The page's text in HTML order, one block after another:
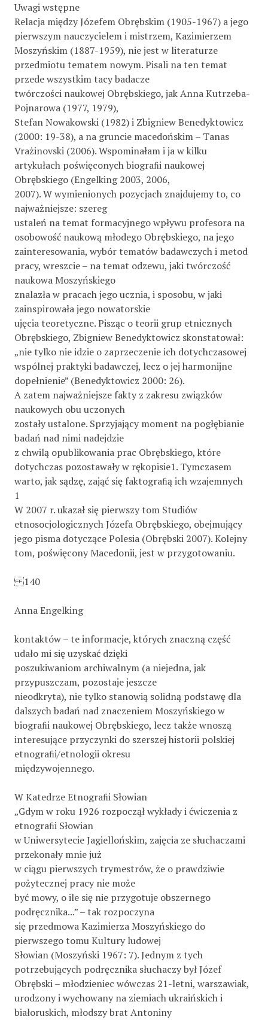
Uwagi wstępne
Relacja między Józefem Obrębskim (1905-1967) a jego
pierwszym nauczycielem i mistrzem, Kazimierzem
Moszyńskim (1887-1959), nie jest w literaturze
przedmiotu tematem nowym. Pisali na ten temat
przede wszystkim tacy badacze
twórczości naukowej Obrębskiego, jak Anna Kutrzeba-
Pojnarowa (1977, 1979),
Stefan Nowakowski (1982) i Zbigniew Benedyktowicz
(2000: 19-38), a na gruncie macedońskim – Tanas
Vrażinovski (2006). Wspominałam i ja w kilku
artykułach poświęconych biograﬁi naukowej
Obrębskiego (Engelking 2003, 2006,
2007). W wymienionych pozycjach znajdujemy to, co
najważniejsze: szereg
ustaleń na temat formacyjnego wpływu profesora na
osobowość naukową młodego Obrębskiego, na jego
zainteresowania, wybór tematów badawczych i metod
pracy, wreszcie – na temat odzewu, jaki twórczość
naukowa Moszyńskiego
znalazła w pracach jego ucznia, i sposobu, w jaki
zainspirowała jego nowatorskie
ujęcia teoretyczne. Pisząc o teorii grup etnicznych
Obrębskiego, Zbigniew Benedyktowicz skonstatował:
„nie tylko nie idzie o zaprzeczenie ich dotychczasowej
wspólnej praktyki badawczej, lecz o jej harmonijne
dopełnienie” (Benedyktowicz 2000: 26).
A zatem najważniejsze fakty z zakresu związków
naukowych obu uczonych
zostały ustalone. Sprzyjający moment na pogłębianie
badań nad nimi nadejdzie
z chwilą opublikowania prac Obrębskiego, które
dotychczas pozostawały w rękopisie1. Tymczasem
warto, jak sądzę, zająć się faktograﬁą ich wzajemnych
1
W 2007 r. ukazał się pierwszy tom Studiów
etnosocjologicznych Józefa Obrębskiego, obejmujący
jego pisma dotyczące Polesia (Obrębski 2007). Kolejny
tom, poświęcony Macedonii, jest w przygotowaniu.
140
Anna Engelking
kontaktów – te informacje, których znaczną część
udało mi się uzyskać dzięki
poszukiwaniom archiwalnym (a niejedna, jak
przypuszczam, pozostaje jeszcze
nieodkryta), nie tylko stanowią solidną podstawę dla
dalszych badań nad znaczeniem Moszyńskiego w
biograﬁi naukowej Obrębskiego, lecz także wnoszą
interesujące przyczynki do szerszej historii polskiej
etnograﬁi/etnologii okresu
międzywojennego.
W Katedrze Etnograﬁi Słowian
„Gdym w roku 1926 rozpoczął wykłady i ćwiczenia z
etnograﬁi Słowian
w Uniwersytecie Jagiellońskim, zajęcia ze słuchaczami
przekonały mnie już
w ciągu pierwszych trymestrów, że o prawdziwie
pożytecznej pracy nie może
być mowy, o ile się nie przygotuje obszernego
podręcznika...” – tak rozpoczyna
się przedmowa Kazimierza Moszyńskiego do
pierwszego tomu Kultury ludowej
Słowian (Moszyński 1967: 7). Jednym z tych
potrzebujących podręcznika słuchaczy był Józef
Obrębski – młodzieniec wówczas 21-letni, warszawiak,
urodzony i wychowany na ziemiach ukraińskich i
białoruskich, młodszy brat Antoniny